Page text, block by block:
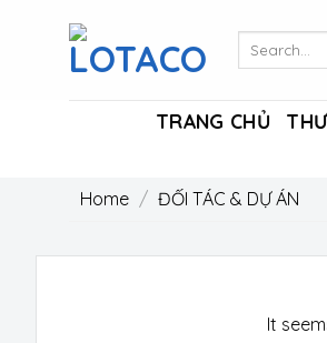
TRANG CHỦ
Home / ĐỐI TÁC & DỰ ÁN
It